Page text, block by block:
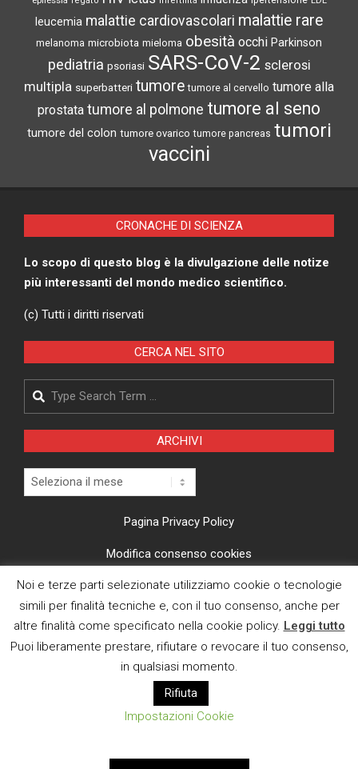
leucemia malattie cardiovascolari malattie rare
melanoma microbiota mieloma obesità occhi Parkinson
pediatria psoriasi SARS-CoV-2 sclerosi
multipla superbatteri tumore tumore al cervello tumore alla
prostata tumore al polmone tumore al seno
tumore del colon tumore ovarico tumore pancreas tumori
vaccini
CRONACHE DI SCIENZA
Lo scopo di questo blog è la divulgazione delle notize
più interessanti del mondo medico scientifico.
(c) Tutti i diritti riservati
CERCA NEL SITO
Search
ARCHIVI
Archivi
Pagina Privacy Policy
Modifica consenso cookies
CI TROVI ANCHE SU
E MAIL
Designed usingMagazine News Byte. Powered by
Noi e terze parti selezionate utilizziamo cookie o tecnologie
simili per finalità tecniche e, con il tuo consenso, anche per
altre finalità come specificato nella cookie policy. Leggi tutto
Puoi liberamente prestare, rifiutare o revocare il tuo consenso,
in qualsiasi momento.
Rifiuta
Impostazioni Cookie